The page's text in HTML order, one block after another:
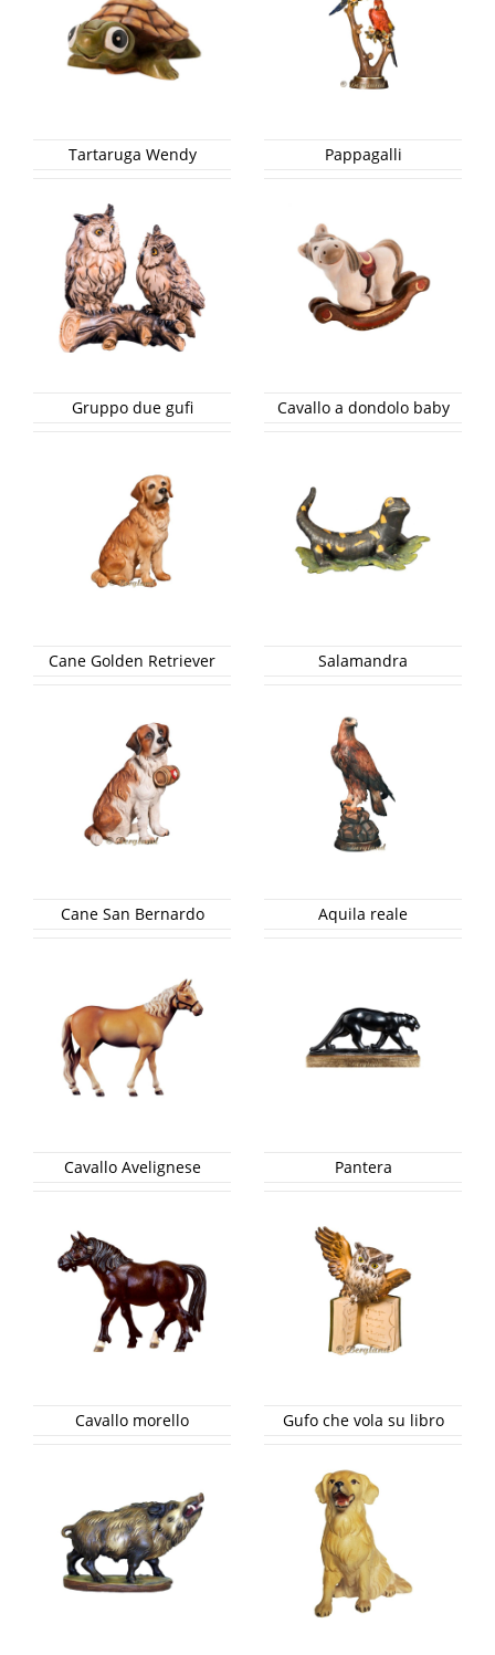
Tartaruga Wendy Pappagalli
Gruppo due gufi Cavallo a dondolo baby
Cane Golden Retriever Salamandra
Cane San Bernardo Aquila reale
Cavallo Avelignese Pantera
Cavallo morello Gufo che vola su libro